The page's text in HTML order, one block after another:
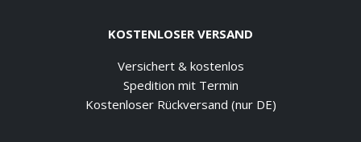
KOSTENLOSER VERSAND
Versichert & kostenlos
Spedition mit Termin
Kostenloser Rückversand (nur DE)